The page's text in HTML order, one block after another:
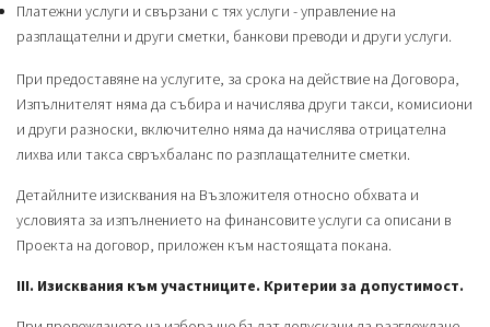
Платежни услуги и свързани с тях услуги - управление на
разплащателни и други сметки, банкови преводи и други услуги.
При предоставяне на услугите, за срока на действие на Договора,
Изпълнителят няма да събира и начислява други такси, комисиони
и други разноски, включително няма да начислява отрицателна
лихва или такса свръхбаланс по разплащателните сметки.
Детайлните изисквания на Възложителя относно обхвата и
условията за изпълнението на финансовите услуги са описани в
Проекта на договор, приложен към настоящата покана.
III. Изисквания към участниците. Критерии за допустимост.